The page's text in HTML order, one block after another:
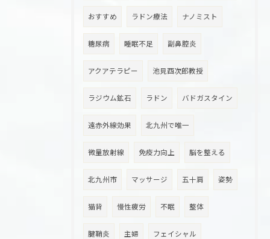
おすすめ ラドン療法 ナノミスト
糖尿病 睡眠不足 副鼻腔炎
アクアテラピー 池見酉次郎教授
ラジウム鉱石 ラドン バドガスタイン
遠赤外線効果 北九州で唯一
微量放射線 免疫力向上 脳を整える
北九州市 マッサージ 五十肩 姿勢
猫背 慢性疲労 不眠 整体
腱鞘炎 主婦 フェイシャル